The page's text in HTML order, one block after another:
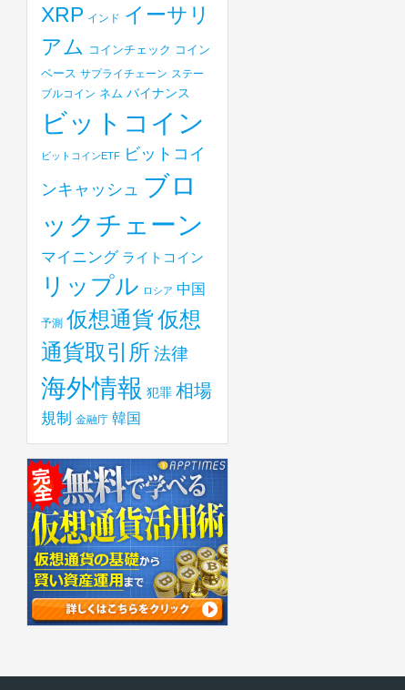
XRP インド イーサリ
アム コインチェック コイン
ベース サプライチェーン ステー
ブルコイン ネム バイナンス
ビットコイン
ビットコインETF
ビットコイ
ンキャッシュ ブロ
ックチェーン
マイニング ライトコイン
リップル ロシア 中国
予測 仮想通貨仮想
通貨取引所 法律
海外情報 犯罪 相場
規制 金融庁 韓国